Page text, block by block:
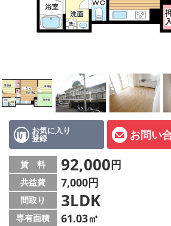
地図から探す
メールでお問い合わせ
お気に入り
登録 お問い
賃 料 92,000円
共益費 7,000円
間取り 3LDK
専有面積 61.03㎡